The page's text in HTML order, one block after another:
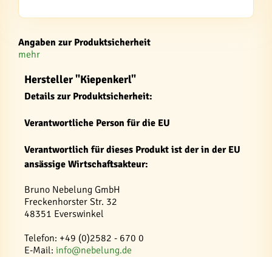
Angaben zur Produktsicherheit
mehr
Hersteller "Kiepenkerl"
Details zur Produktsicherheit:
Verantwortliche Person für die EU
Verantwortlich für dieses Produkt ist der in der EU
ansässige Wirtschaftsakteur:
Bruno Nebelung GmbH
Freckenhorster Str. 32
48351 Everswinkel
Telefon: +49 (0)2582 - 670 0
E-Mail: info@nebelung.de